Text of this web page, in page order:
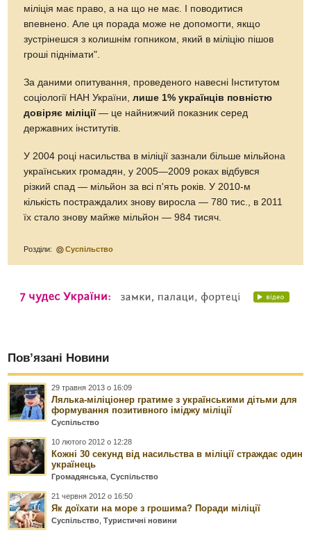
міліція має право, а на що не має. І поводитися
впевнено. Але ця порада може не допомогти, якщо
зустрінешся з колишнім гопником, який в міліцію пішов
гроші піднімати".
За даними опитування, проведеного навесні Інститутом
соціології НАН України,лише 1% українців повністю
довіряє міліції— це найнижчий показник серед
державних інститутів.
У 2004 році насильства в міліції зазнали більше мільйона
українських громадян, у 2005—2009 роках відбувся
різкий спад — мільйон за всі п'ять років. У 2010-м
кількість постраждалих знову виросла — 780 тис., в 2011
їх стало знову майже мільйон — 984 тисяч.
Розділи: Суспільство
Пов’язані Новини
29 травня 2013 о 16:09
Лялька-міліціонер гратиме з українськими дітьми для
формування позитивного іміджу міліції
Суспільство
10 лютого 2012 о 12:28
Кожні 30 секунд від насильства в міліції страждає один
українець
Громадянська ,Суспільство
21 червня 2012 о 16:50
Як доїхати на море з грошима? Поради міліції
Суспільство ,Туристичні новини